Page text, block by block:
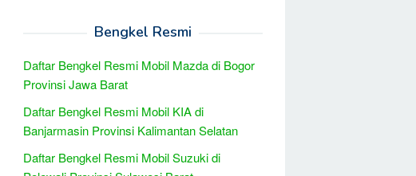
Bengkel Resmi
Daftar Bengkel Resmi Mobil Mazda di Bogor
Provinsi Jawa Barat
Daftar Bengkel Resmi Mobil KIA di
Banjarmasin Provinsi Kalimantan Selatan
Daftar Bengkel Resmi Mobil Suzuki di